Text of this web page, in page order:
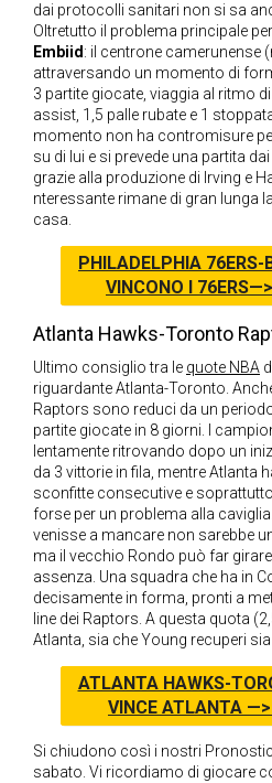
dai protocolli sanitari non si sa
Oltretutto il problema principale
Embiid: il centrone camerunense
attraversando un momento di
3 partite giocate, viaggia al ritmo
assist, 1,5 palle rubate e 1
momento non ha contromisure
su di lui e si prevede una partita
grazie alla produzione di Irving e
nteressante rimane di gran lunga
casa.
PHILADELPHIA 76ERS-
VINCONO I
Atlanta Hawks-Toronto
Ultimo consiglio tra le quote NBA
riguardante Atlanta-Toronto.
Raptors sono reduci da un
partite giocate in 8 giorni. I
lentamente ritrovando dopo un
da 3 vittorie in fila, mentre Atlanta
sconfitte consecutive e
forse per un problema alla
venisse a mancare non sarebbe
ma il vecchio Rondo può far
assenza. Una squadra che ha in
decisamente in forma, pronti a
line dei Raptors. A questa quota
Atlanta, sia che Young recuperi
ATLANTA HAWKS-
VINCE ATLANTA
Si chiudono così i nostri
sabato. Vi ricordiamo di giocare